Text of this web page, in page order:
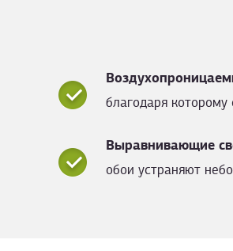
благодаря
Выравнивающие
обои устраняют